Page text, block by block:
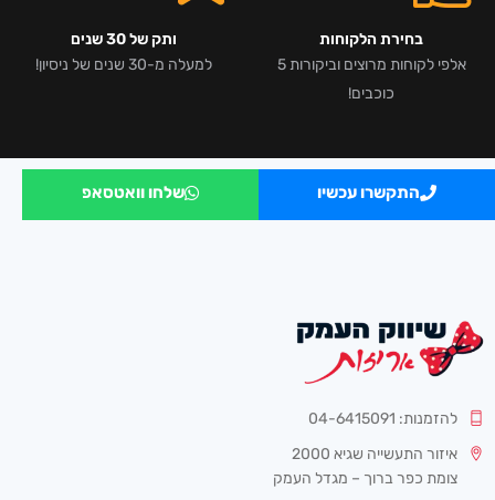
בחירת הלקוחות
אלפי לקוחות מרוצים וביקורות 5
כוכבים!
ותק של 30 שנים
למעלה מ-30 שנים של ניסיון!
התקשרו עכשיו שלחו וואטסאפ
להזמנות: 04-6415091
איזור התעשייה שגיא 2000
צומת כפר ברוך – מגדל העמק